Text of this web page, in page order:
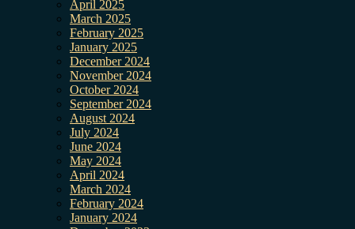
April 2025
March 2025
February 2025
January 2025
December 2024
November 2024
October 2024
September 2024
August 2024
July 2024
June 2024
May 2024
April 2024
March 2024
February 2024
January 2024